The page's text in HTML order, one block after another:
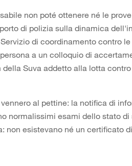
non poté ottenere né le
di polizia sulla dinamica
di coordinamento contro le
a un colloquio di
Suva addetto alla lotta
al pettine: la notifica di
normalissimi esami dello stato di
non esistevano né un certificato